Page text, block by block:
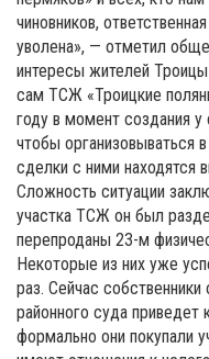
чиновников,
уволена», — отметил
интересы жителей
сам ТСЖ «Троицкие
году в момент создания
чтобы организовываться
сделки с ними находятся
Сложность ситуации
участка ТСЖ он был
перепроданы 23-м
Некоторые из них уже
раз. Сейчас
районного суда приведет
формально они покупали